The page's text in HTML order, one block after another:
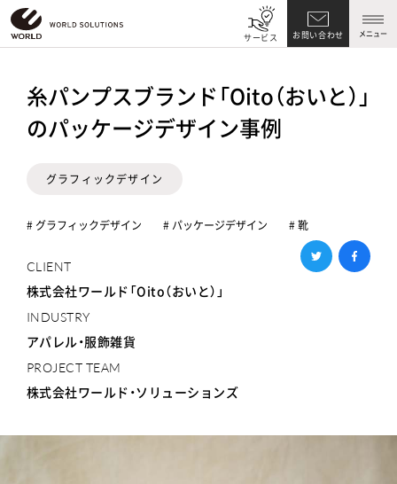
サービス お問い合わせ メニュー
糸パンプスブランド「Oito（おいと）」
のパッケージデザイン事例
グラフィックデザイン
# グラフィックデザイン # パッケージデザイン # 靴
CLIENT
株式会社ワールド「Oito（おいと）」
INDUSTRY
アパレル・服飾雑貨
PROJECT TEAM
株式会社ワールド・ソリューションズ